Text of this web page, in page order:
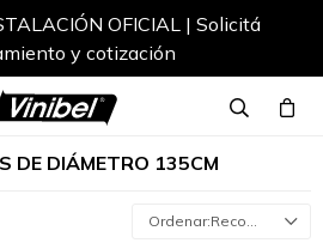
OFICIAL | Solicitá
y cotización
DE DIÁMETRO 135CM
Recomendados